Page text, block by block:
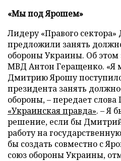
«Мы под Ярошем»
Лидеру «Правого
предложили занять
обороны Украины. Об этом
МВД Антон Геращенко. «Я
Дмитрию Ярошу
президента занять
обороны, – передает
«Украинская правда». – Я
решение, если бы
работу на
бы создать совместно с
союз обороны Украины,